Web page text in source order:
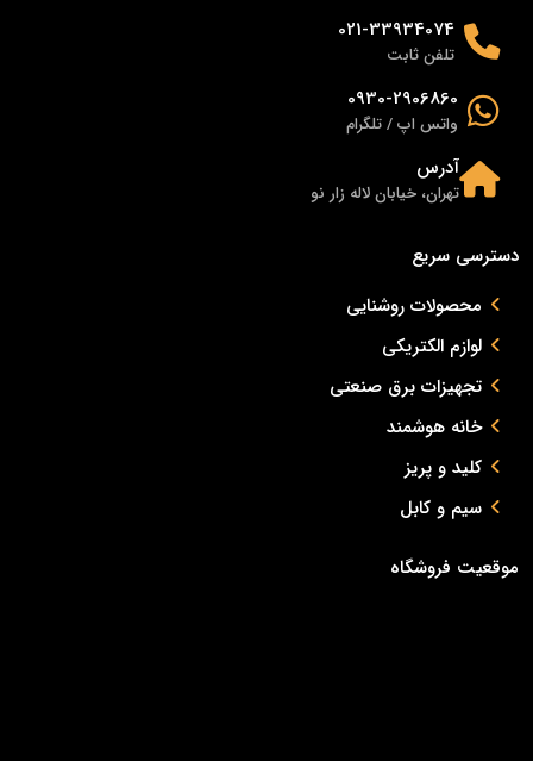
021-33934074
تلفن ثابت
0930-2906860
واتس اپ / تلگرام
آدرس
تهران، خیابان لاله زار نو
دسترسی سریع
محصولات روشنایی
لوازم الکتریکی
تجهیزات برق صنعتی
خانه هوشمند
کلید و پریز
سیم و کابل
موقعیت فروشگاه